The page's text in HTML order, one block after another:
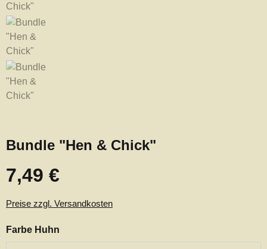
Bundle "Hen & Chick"
Regulärer Preis:
7,49 €
Preise zzgl. Versandkosten
Farbe Huhn